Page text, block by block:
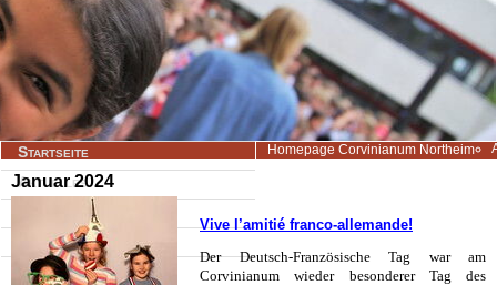
Navigation
überspringen
Startseite
Aktuelles
Wir über uns
Lernangebote
Beratung/Service
Homepage Corvinianum Northeim
Januar 2024
Vive l’amitié franco-allemande!
Der Deutsch-Französische Tag war am
Corvinianum wieder besonderer Tag des